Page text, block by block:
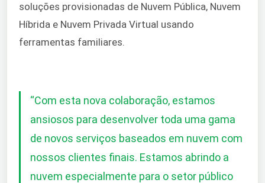
soluções provisionadas de Nuvem Pública, Nuvem
Híbrida e Nuvem Privada Virtual usando
ferramentas familiares.
“Com esta nova colaboração, estamos
ansiosos para desenvolver toda uma gama
de novos serviços baseados em nuvem com
nossos clientes finais. Estamos abrindo a
nuvem especialmente para o setor público